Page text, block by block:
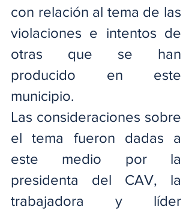
con relación al tema de las
violaciones e intentos de
otras que se han
producido en este
municipio.
Las consideraciones sobre
el tema fueron dadas a
este medio por la
presidenta del CAV, la
trabajadora y líder